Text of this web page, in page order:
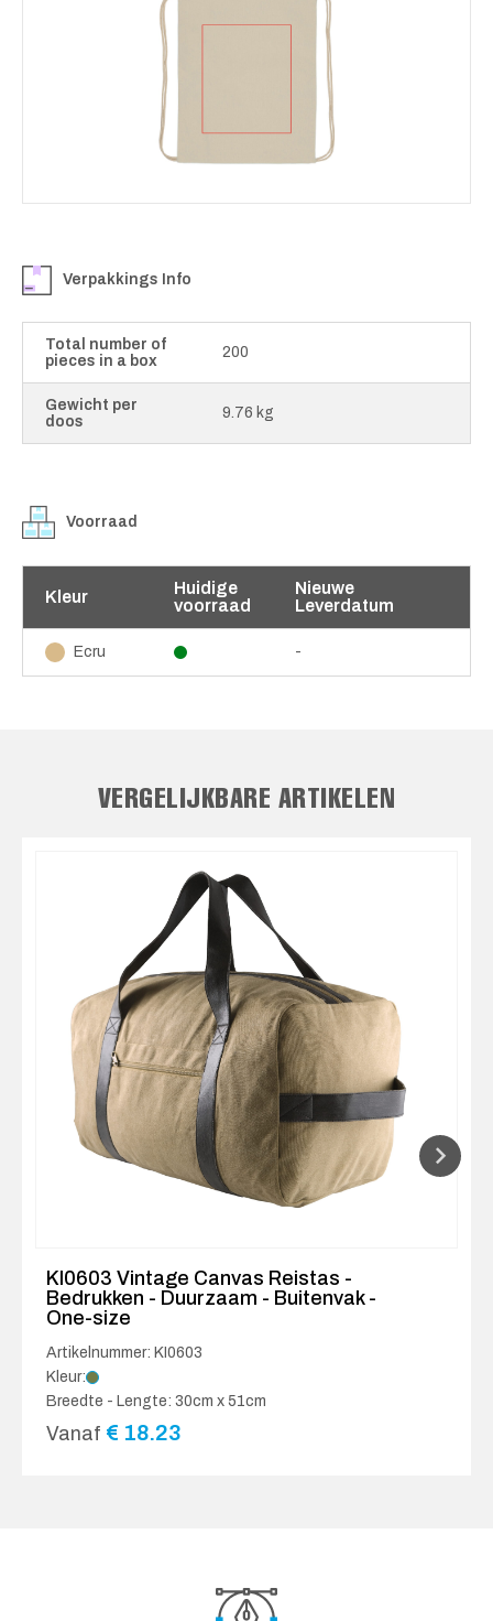
Verpakkings Info
Total number of
pieces in a box
200
Gewicht per
doos
9.76 kg
Voorraad
Kleur
Huidige
voorraad
Nieuwe
Leverdatum
Ecru -
VERGELIJKBARE ARTIKELEN
KI0603 Vintage Canvas Reistas -
Bedrukken - Duurzaam - Buitenvak -
One-size
Artikelnummer: KI0603
Kleur:
Breedte - Lengte: 30cm x 51cm
Vanaf € 18.23